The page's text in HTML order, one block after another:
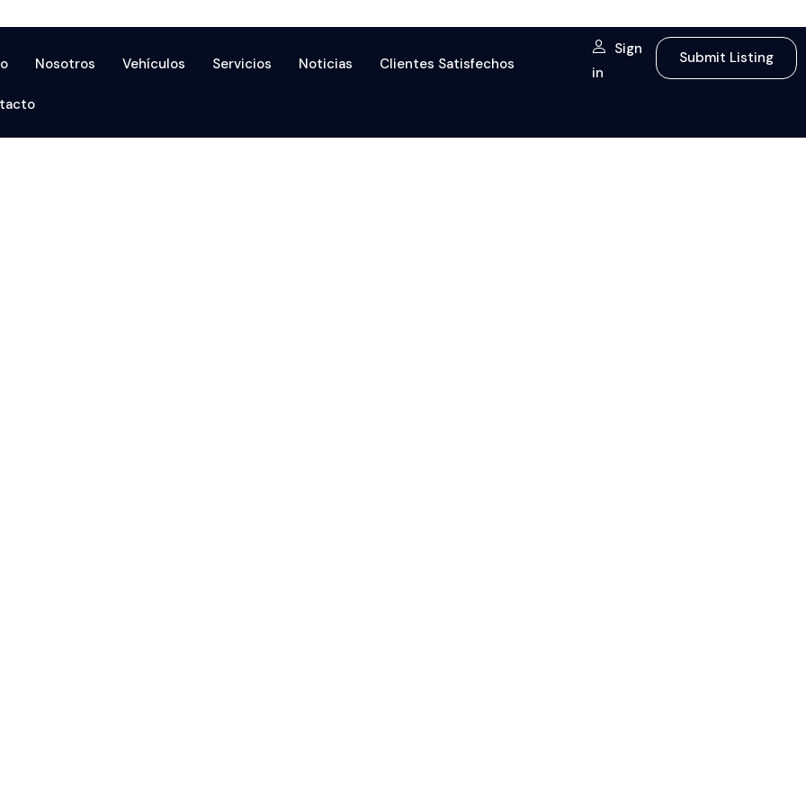
Nosotros Vehículos Servicios Noticias Clientes Satisfechos
Sign
in
Submit Listing